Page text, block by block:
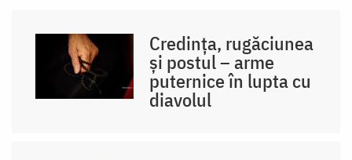
Credința, rugăciunea
și postul – arme
puternice în lupta cu
diavolul